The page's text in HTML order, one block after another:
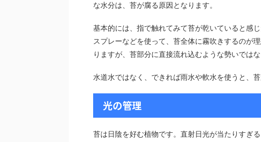
な水分は、苔が腐る原因となります。
基本的には、指で触れてみて苔が乾いていると感
スプレーなどを使って、苔全体に霧吹きするのが
りますが、苔部分に直接流れ込むような勢いでは
水道水ではなく、できれば雨水や軟水を使うと、
光の管理
苔は日陰を好む植物です。直射日光が当たりすぎ